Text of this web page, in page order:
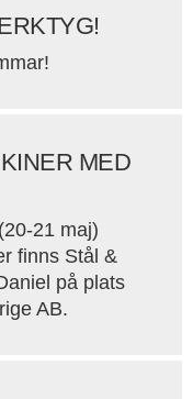
MED
21 maj)
finns Stål &
på plats
AB.